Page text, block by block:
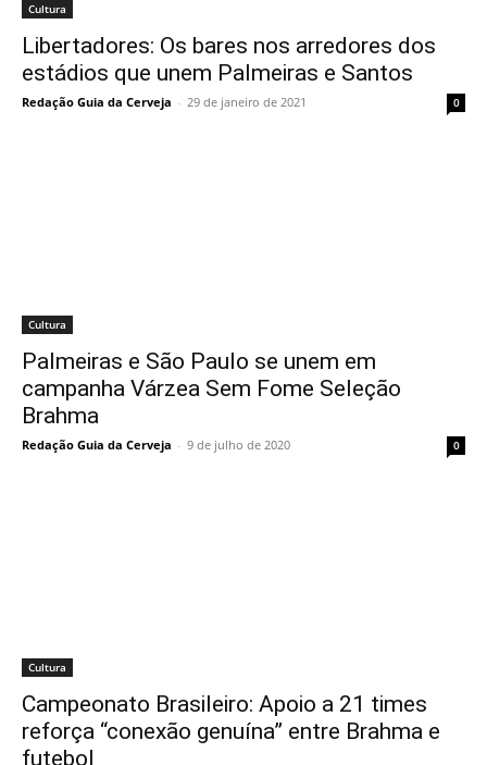
Cultura
Libertadores: Os bares nos arredores dos
estádios que unem Palmeiras e Santos
Redação Guia da Cerveja - 29 de janeiro de 2021 0
Cultura
Palmeiras e São Paulo se unem em
campanha Várzea Sem Fome Seleção
Brahma
Redação Guia da Cerveja - 9 de julho de 2020 0
Cultura
Campeonato Brasileiro: Apoio a 21 times
reforça “conexão genuína” entre Brahma e
futebol